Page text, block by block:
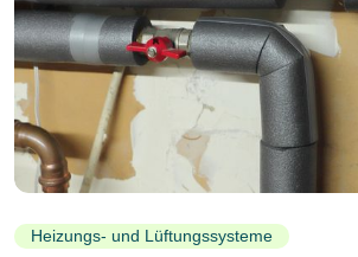
Heizungs- und Lüftungssysteme